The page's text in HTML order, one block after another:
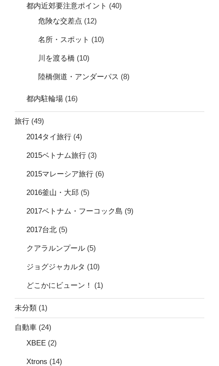
都内近郊要注意ポイント (40)
危険な交差点 (12)
名所・スポット (10)
川を渡る橋 (10)
陸橋側道・アンダーパス (8)
都内駐輪場 (16)
旅行 (49)
2014タイ旅行 (4)
2015ベトナム旅行 (3)
2015マレーシア旅行 (6)
2016釜山・大邱 (5)
2017ベトナム・フーコック島 (9)
2017台北 (5)
クアラルンプール (5)
ジョグジャカルタ (10)
どこかにビューン！ (1)
未分類 (1)
自動車 (24)
XBEE (2)
Xtrons (14)